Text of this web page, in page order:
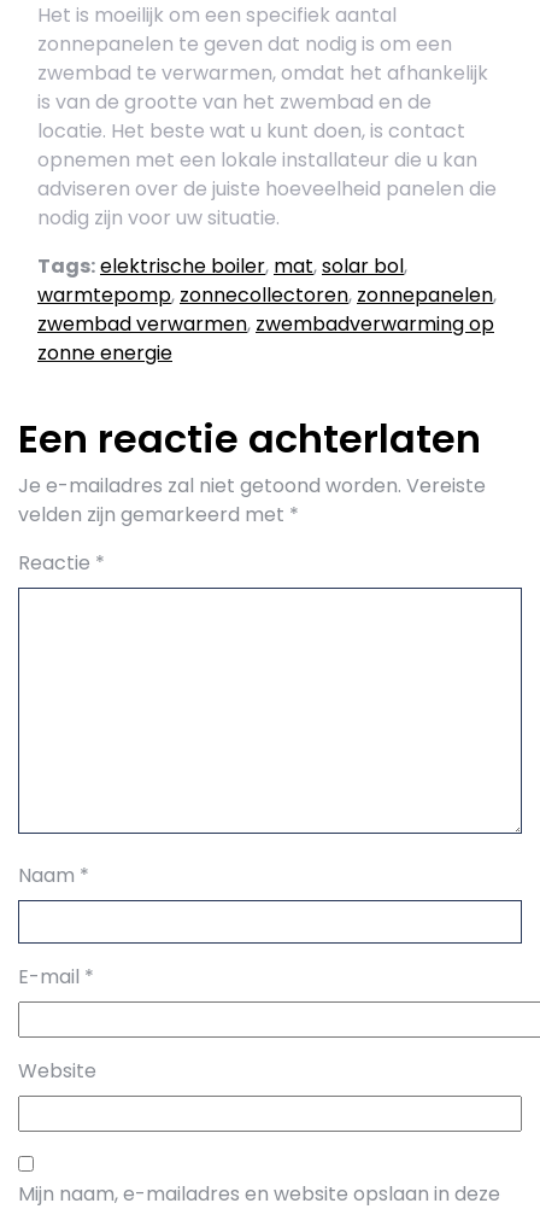
Het is moeilijk om een specifiek aantal
zonnepanelen te geven dat nodig is om een
zwembad te verwarmen, omdat het afhankelijk
is van de grootte van het zwembad en de
locatie. Het beste wat u kunt doen, is contact
opnemen met een lokale installateur die u kan
adviseren over de juiste hoeveelheid panelen die
nodig zijn voor uw situatie.
Tags:elektrische boiler, mat,solar bol,
warmtepomp, zonnecollectoren, zonnepanelen,
zwembad verwarmen, zwembadverwarming op
zonne energie
Een reactie achterlaten
Je e-mailadres zal niet getoond worden. Vereiste
velden zijn gemarkeerd met *
Reactie *
Naam *
E-mail *
Website
Mijn naam, e-mailadres en website opslaan in deze